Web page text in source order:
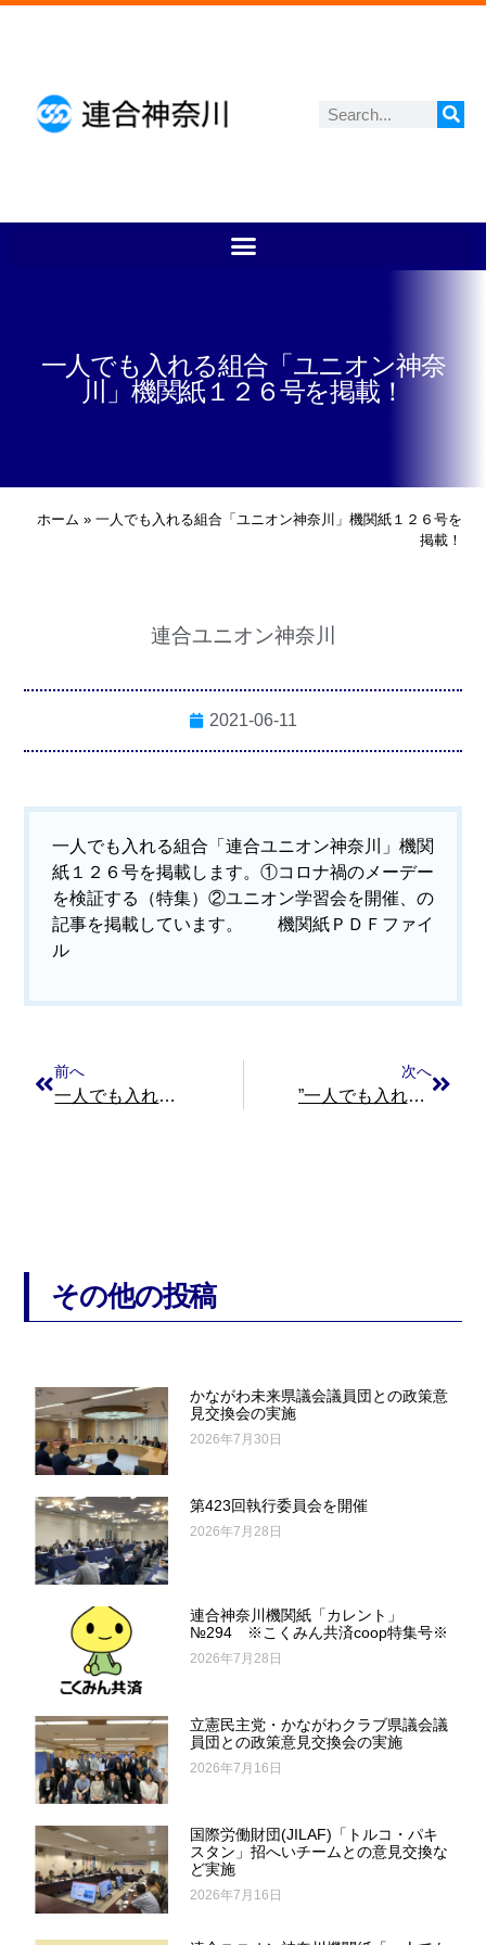
一人でも入れる組合「ユニオン神奈
川」機関紙１２６号を掲載！
ホーム » 一人でも入れる組合「ユニオン神奈川」機関紙１２６号を
掲載！
連合ユニオン神奈川
2021-06-11
一人でも入れる組合「連合ユニオン神奈川」機関
紙１２６号を掲載します。①コロナ禍のメーデー
を検証する（特集）②ユニオン学習会を開催、の
記事を掲載しています。 機関紙ＰＤＦファイ
ル
前へ
一人でも入れる労働組合／連合ユニオン神奈川機関紙１２５号を掲載！
次へ
”一人でも入れる組合”「連合ユニオン神奈川」機関紙127号を掲載！
その他の投稿
かながわ未来県議会議員団との政策意
見交換会の実施
2026年7月30日
第423回執行委員会を開催
2026年7月28日
連合神奈川機関紙「カレント」
№294 ※こくみん共済coop特集号※
2026年7月28日
立憲民主党・かながわクラブ県議会議
員団との政策意見交換会の実施
2026年7月16日
国際労働財団(JILAF)「トルコ・パキ
スタン」招へいチームとの意見交換な
ど実施
2026年7月16日